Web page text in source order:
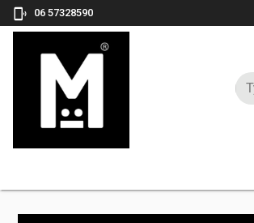
 06 57328590